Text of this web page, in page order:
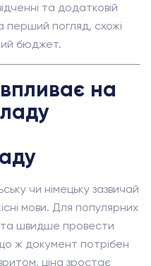
та додатковій
перший погляд, схожі
бюджет.
на
чи німецьку зазвичай
мови. Для популярних
та швидше провести
ж документ потрібен
ціна зростає